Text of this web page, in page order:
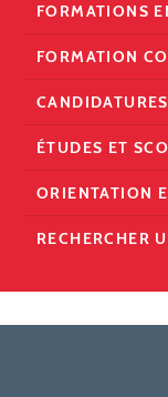
FORMATIONS
FORMATION
ÉTUDES ET
ORIENTATION
RECHERCHER